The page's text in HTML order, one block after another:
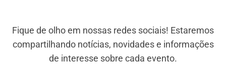
Fique de olho em nossas redes sociais! Estaremos
compartilhando notícias, novidades e informações
de interesse sobre cada evento.